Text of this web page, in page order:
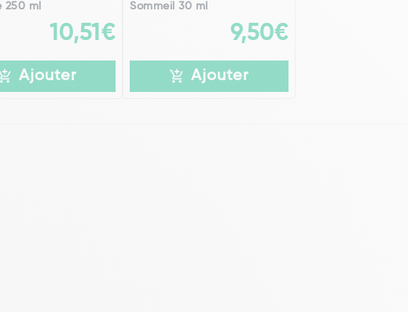
250 ml
10,51€
Ajouter
Sommeil 30 ml
9,50€
Ajouter